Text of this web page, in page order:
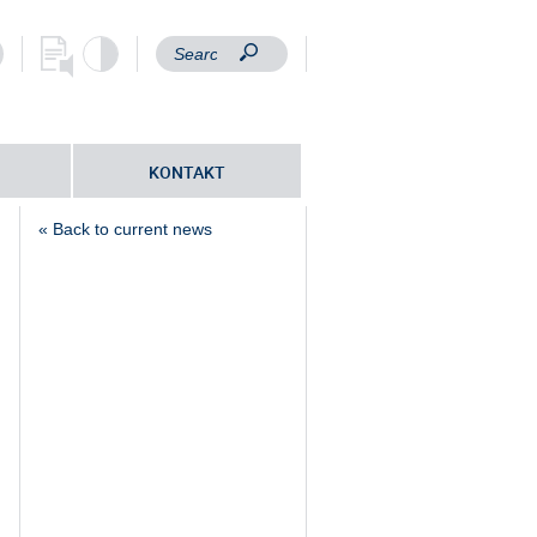
KONTAKT
« Back to current news